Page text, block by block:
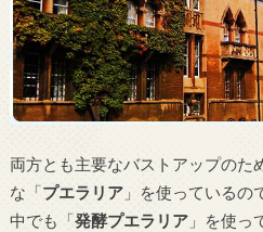
両方とも主要なバストアップのた
な「プエラリア」を使っているの
中でも「発酵プエラリア」を使っ